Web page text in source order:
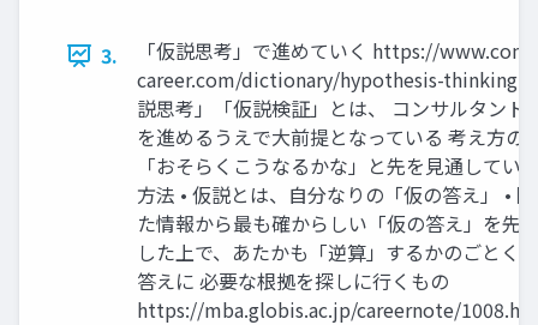
3.
「仮説思考」で進めていく https://
career.com/dictionary/hypothesis-thinking/
説思考」「仮説検証」とは、 コンサルタント
を進めるうえで大前提となっている 考え方の
「おそらくこうなるかな」と先を見通してい
方法 • 仮説とは、自分なりの「仮の答え」 •
た情報から最も確からしい「仮の答え」を先
した上で、あたかも「逆算」するかのごとく
答えに 必要な根拠を探しに行くもの
https://mba.globis.ac.jp/careernote/